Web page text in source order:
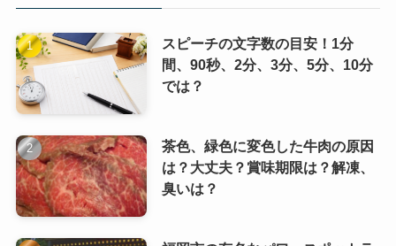
スピーチの文字数の目安！1分
間、90秒、2分、3分、5分、10分
では？
茶色、緑色に変色した牛肉の原因
は？大丈夫？賞味期限は？解凍、
臭いは？